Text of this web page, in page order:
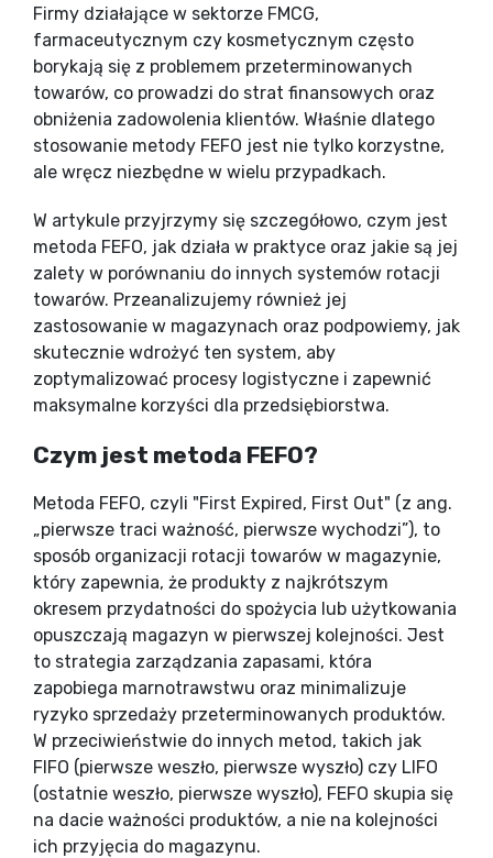
Firmy działające w sektorze FMCG,
farmaceutycznym czy kosmetycznym często
borykają się z problemem przeterminowanych
towarów, co prowadzi do strat finansowych oraz
obniżenia zadowolenia klientów. Właśnie dlatego
stosowanie metody FEFO jest nie tylko korzystne,
ale wręcz niezbędne w wielu przypadkach.
W artykule przyjrzymy się szczegółowo, czym jest
metoda FEFO, jak działa w praktyce oraz jakie są jej
zalety w porównaniu do innych systemów rotacji
towarów. Przeanalizujemy również jej
zastosowanie w magazynach oraz podpowiemy, jak
skutecznie wdrożyć ten system, aby
zoptymalizować procesy logistyczne i zapewnić
maksymalne korzyści dla przedsiębiorstwa.
Czym jest metoda FEFO?
Metoda FEFO, czyli "First Expired, First Out" (z ang.
„pierwsze traci ważność, pierwsze wychodzi”), to
sposób organizacji rotacji towarów w magazynie,
który zapewnia, że produkty z najkrótszym
okresem przydatności do spożycia lub użytkowania
opuszczają magazyn w pierwszej kolejności. Jest
to strategia zarządzania zapasami, która
zapobiega marnotrawstwu oraz minimalizuje
ryzyko sprzedaży przeterminowanych produktów.
W przeciwieństwie do innych metod, takich jak
FIFO (pierwsze weszło, pierwsze wyszło) czy LIFO
(ostatnie weszło, pierwsze wyszło), FEFO skupia się
na dacie ważności produktów, a nie na kolejności
ich przyjęcia do magazynu.